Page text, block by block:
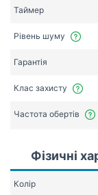
Таймер
Рівень шуму
Гарантія
Клас захисту
Частота обертів
Фізичні
Колір